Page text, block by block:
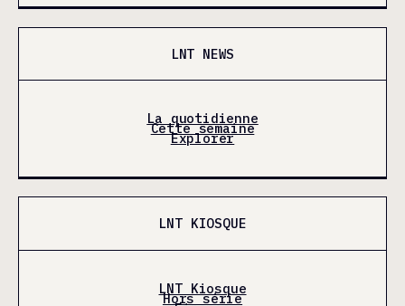
LNT NEWS
La quotidienne
Cette semaine
Explorer
LNT KIOSQUE
LNT Kiosque
Hors série